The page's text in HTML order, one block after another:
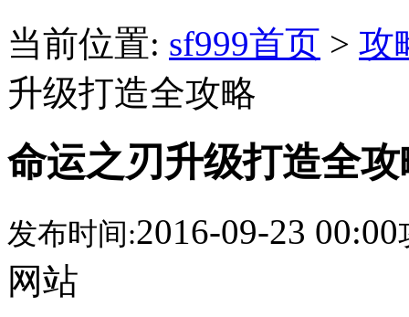
当前位置: sf999首页 > 攻
升级打造全攻略
命运之刃升级打造全攻
发布时间:2016-09-23 00:00
网站